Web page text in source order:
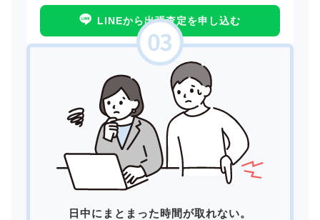
LINEから出張査定を申し込む
日中にまとまった時間が取れない。